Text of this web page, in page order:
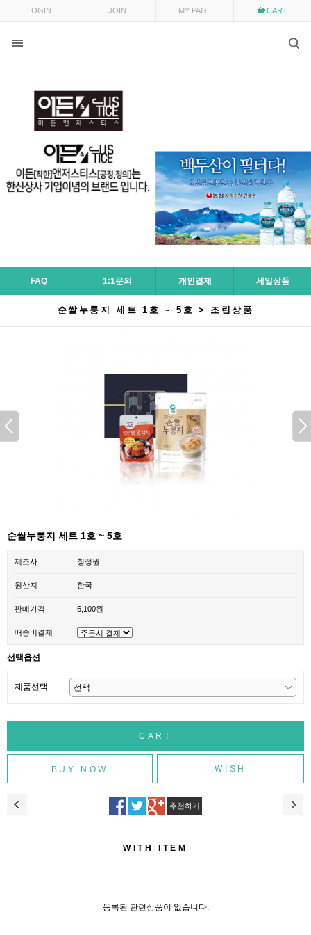
LOGIN JOIN MY PAGE CART
FAQ 1:1문의 개인결제 세일상품
순쌀누룽지 세트 1호 ~ 5호 > 조립상품
순쌀누룽지 세트 1호 ~ 5호
제조사 청정원
원산지 한국
판매가격 6,100원
배송비결제
선택옵션
제품선택
WISH
추천하기
WITH ITEM
등록된 관련상품이 없습니다.